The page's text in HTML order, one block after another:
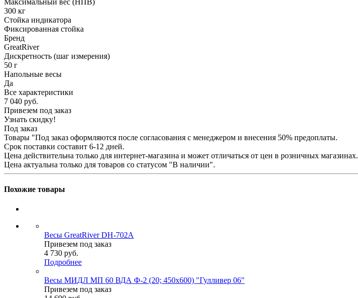
300 кг
Стойка индикатора
Фиксированная стойка
Бренд
GreatRiver
Дискретность (шаг измерения)
50 г
Напольные весы
Да
Все характеристики
7 040 руб.
Привезем под заказ
Узнать скидку!
Под заказ
Товары "Под заказ оформляются после согласования с менеджером и внесения 50% предоплаты.
Срок поставки составит 6-12 дней.
Цена действительна только для интернет-магазина и может отличаться от цен в розничных магазинах.
Цена актуальна только для товаров со статусом "В наличии".
Похожие товары
Весы GreatRiver DH-702A
Привезем под заказ
4 730 руб.
Подробнее
Весы МИДЛ МП 60 ВДА Ф-2 (20; 450х600) "Гулливер 06"
Привезем под заказ